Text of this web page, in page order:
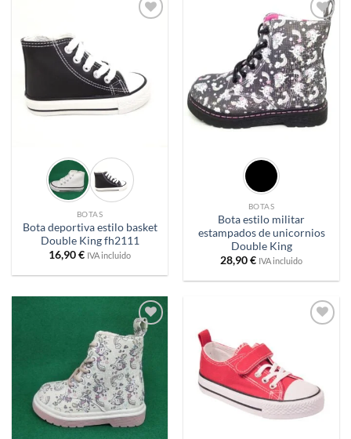
BOTAS
Bota deportiva estilo basket
Double King fh2111
16,90€ IVA incluido
Añadir
a
deseos
BOTAS
Bota estilo militar
estampados de unicornios
Double King
28,90€ IVA incluido
Añadir
a
deseos